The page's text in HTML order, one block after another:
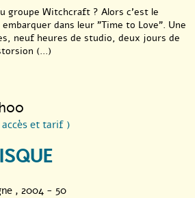
groupe Witchcraft ? Alors c’est le
dans leur "Time to Love". Une
neuf heures de studio, deux jours de
(...)
et tarif )
, 2004 - 50